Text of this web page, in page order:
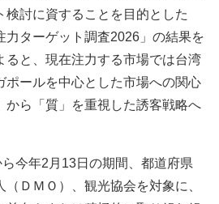
検討に資することを目的とした
力ターゲット調査2026」の結果を
ると、現在注力する市場では台湾
ポールを中心とした市場への関心
から「質」を重視した誘客戦略へ
今年2月13日の期間、都道府県
ＤＭＯ）、観光協会を対象に、